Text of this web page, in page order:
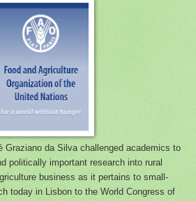
Graziano da Silva challenged academics to
politically important research into rural
business as it pertains to small-
today in Lisbon to the World Congress of